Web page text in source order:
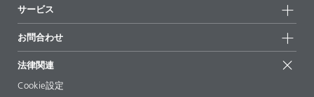
拠点と販売代理店
展示会 & イベント
経営陣
持続可能な製品
サクセスストーリー
EcoVadis
証明書
サービス
配合の出発点
論文記事
ebooks(電子書籍)
お問合わせ
法律関連
Cookie設定